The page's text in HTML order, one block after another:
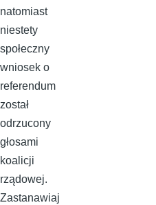
natomiast
niestety
społeczny
wniosek o
referendum
został
odrzucony
głosami
koalicji
rządowej.
Zastanawiaj